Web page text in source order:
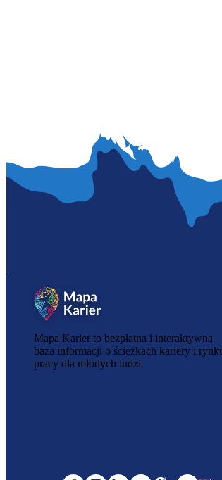
Mapa Karier to bezpłatna i interaktywna
baza informacji o ścieżkach kariery i
pracy dla młodych ludzi.